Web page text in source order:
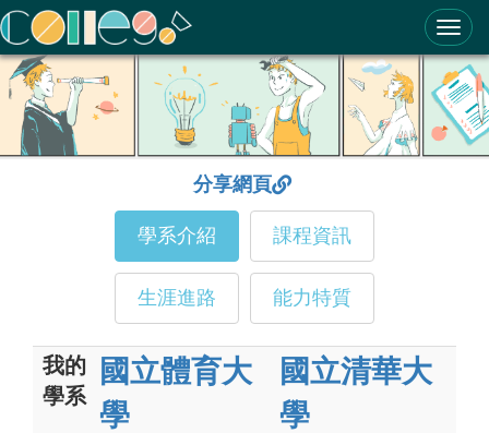
ColleGo! 大學選才與高中育才輔助系統
分享網頁
學系介紹 課程資訊
生涯進路 能力特質
我的
學系
國立體育大
學
國立清華大
學